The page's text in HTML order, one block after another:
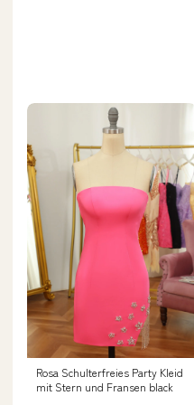
Rosa Schulterfreies Party Kleid
mit Stern und Fransen black